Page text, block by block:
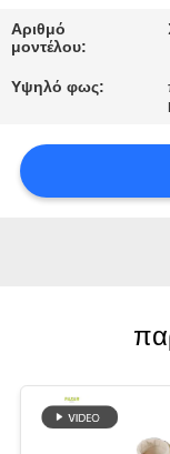
ΣΕ
ΕΠΑΦΉ
ΕΙΔΉΣΕΙΣ
SITEMAP
Αριθμό
μοντέλου:
Υψηλό φως: